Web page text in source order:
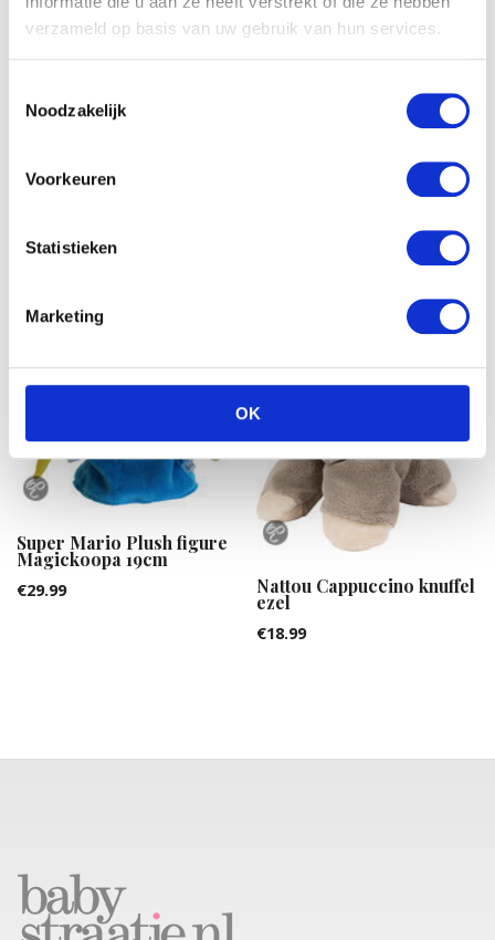
verzameld op basis van uw gebruik van hun services.
Noodzakelijk
Voorkeuren
Statistieken
Marketing
OK
10.91
plush 20cm gestreept
Super Mario Plush figure
Magickoopa 19cm
€29.99 Nattou Cappuccino knuffel
ezel
€18.99